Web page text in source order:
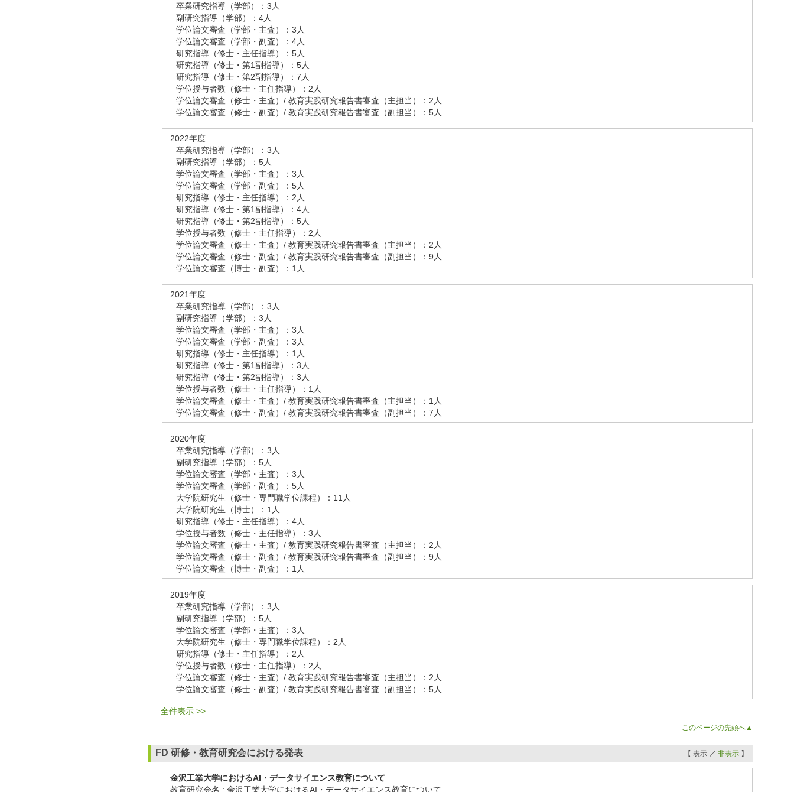
卒業研究指導（学部）：3人
副研究指導（学部）：4人
学位論文審査（学部・主査）：3人
学位論文審査（学部・副査）：4人
研究指導（修士・主任指導）：5人
研究指導（修士・第1副指導）：5人
研究指導（修士・第2副指導）：7人
学位授与者数（修士・主任指導）：2人
学位論文審査（修士・主査）/ 教育実践研究報告書審査（主担当）：2人
学位論文審査（修士・副査）/ 教育実践研究報告書審査（副担当）：5人
2022年度
卒業研究指導（学部）：3人
副研究指導（学部）：5人
学位論文審査（学部・主査）：3人
学位論文審査（学部・副査）：5人
研究指導（修士・主任指導）：2人
研究指導（修士・第1副指導）：4人
研究指導（修士・第2副指導）：5人
学位授与者数（修士・主任指導）：2人
学位論文審査（修士・主査）/ 教育実践研究報告書審査（主担当）：2人
学位論文審査（修士・副査）/ 教育実践研究報告書審査（副担当）：9人
学位論文審査（博士・副査）：1人
2021年度
卒業研究指導（学部）：3人
副研究指導（学部）：3人
学位論文審査（学部・主査）：3人
学位論文審査（学部・副査）：3人
研究指導（修士・主任指導）：1人
研究指導（修士・第1副指導）：3人
研究指導（修士・第2副指導）：3人
学位授与者数（修士・主任指導）：1人
学位論文審査（修士・主査）/ 教育実践研究報告書審査（主担当）：1人
学位論文審査（修士・副査）/ 教育実践研究報告書審査（副担当）：7人
2020年度
卒業研究指導（学部）：3人
副研究指導（学部）：5人
学位論文審査（学部・主査）：3人
学位論文審査（学部・副査）：5人
大学院研究生（修士・専門職学位課程）：11人
大学院研究生（博士）：1人
研究指導（修士・主任指導）：4人
学位授与者数（修士・主任指導）：3人
学位論文審査（修士・主査）/ 教育実践研究報告書審査（主担当）：2人
学位論文審査（修士・副査）/ 教育実践研究報告書審査（副担当）：9人
学位論文審査（博士・副査）：1人
2019年度
卒業研究指導（学部）：3人
副研究指導（学部）：5人
学位論文審査（学部・主査）：3人
大学院研究生（修士・専門職学位課程）：2人
研究指導（修士・主任指導）：2人
学位授与者数（修士・主任指導）：2人
学位論文審査（修士・主査）/ 教育実践研究報告書審査（主担当）：2人
学位論文審査（修士・副査）/ 教育実践研究報告書審査（副担当）：5人
全件表示 >>
このページの先頭へ▲
FD 研修・教育研究会における発表 【 表示 ／ 非表示 】
金沢工業大学におけるAI・データサイエンス教育について
教育研究会名 : 金沢工業大学におけるAI・データサイエンス教育について